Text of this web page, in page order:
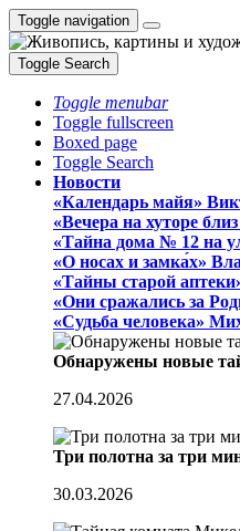
Toggle navigation
Toggle Search
Toggle menubar
Toggle fullscreen
Boxed page
Toggle Search
Новости
«Календарь майя»
«Вечера на хуторе
«Тайна дома № 12 на
«О носах и замка́х»
«Тайны старой
«Они сражались за
«Судьба человека»
Обнаружены новые
27.04.2026
Три полотна за три
30.03.2026